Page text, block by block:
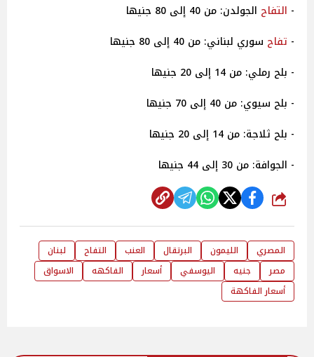
- التفاح الجولدن: من 40 إلى 80 جنيها
- تفاح سوري لبناني: من 40 إلى 80 جنيها
- بلح رملي: من 14 إلى 20 جنيها
- بلح سيوي: من 40 إلى 70 جنيها
- بلح ثلاجة: من 14 إلى 20 جنيها
- الجوافة: من 30 إلى 44 جنيها
شارك
المصري الليمون البرتقال العنب التفاح
لبنان
مصر
جنيه اليوسفي أسعار الفاكهه
الاسواق
أسعار الفاكهة